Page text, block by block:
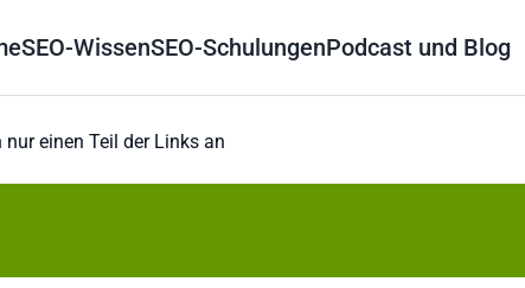
SEO-WissenSEO-SchulungenPodcast und Blog
einen Teil der Links an